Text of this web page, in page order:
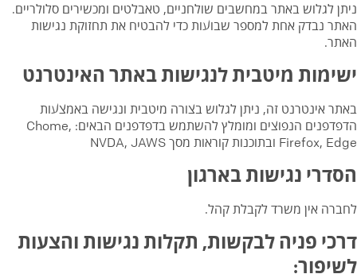
ניתן לגלוש באתר במחשבים שולחניים, טאבלטים ומכשירים סלולריים.
האתר נבדק אחת למספר שבועות כדי להבטיח את תחזוקת נגישות
האתר.
ישימות מיטבית לנגישות באתר האינטרנט
באתר אינטרנט זה, ניתן לגלוש בצורה מיטבית ונגישה באמצעות
הדפדפנים הנפוצים ומומלץ להשתמש בדפדפנים הבאים: Chome,
Firefox, Edge ובתוכנות קוראות מסך NVDA, JAWS
הסדרי נגישות בארגון
לחברה אין משרד לקבלת קהל.
דרכי פניה לבקשות, תקלות נגישות והצעות
לשיפור: